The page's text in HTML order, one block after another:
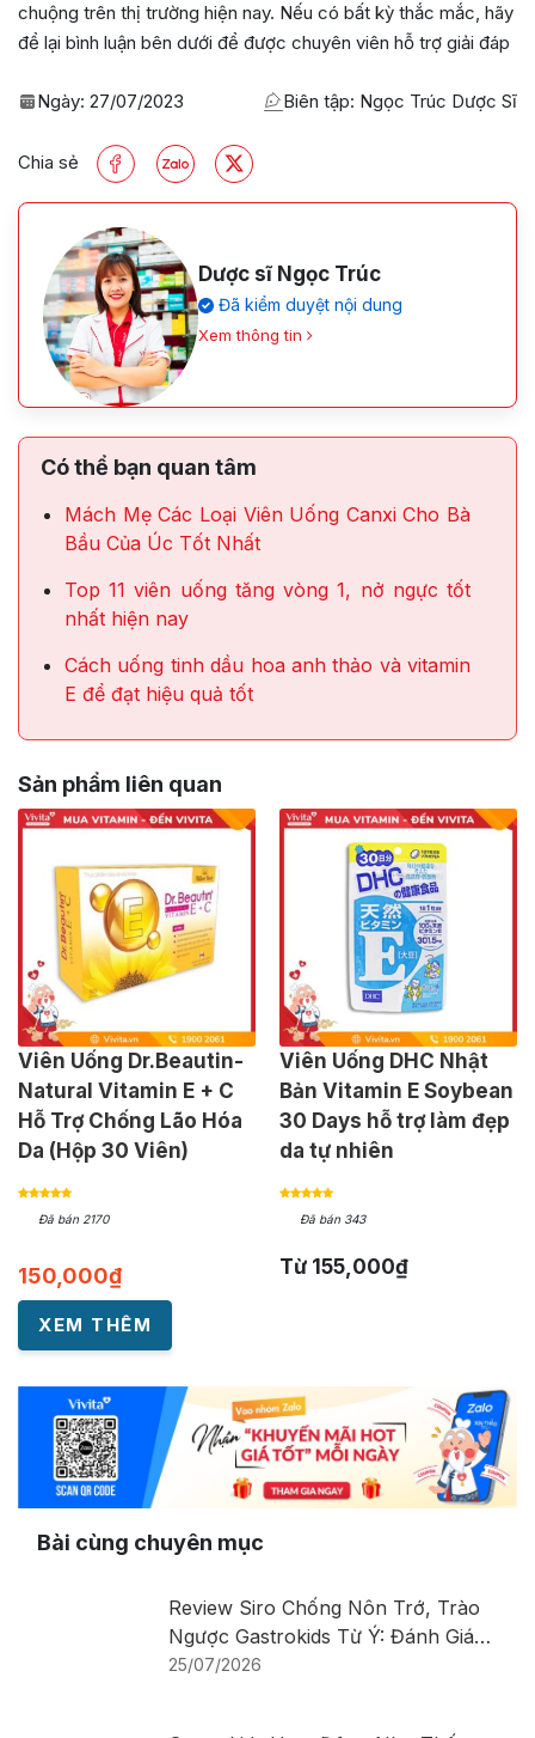
chuộng trên thị trường hiện nay. Nếu có bất kỳ thắc mắc, hãy
để lại bình luận bên dưới để được chuyên viên hỗ trợ giải đáp
Ngày: 27/07/2023 Biên tập: Ngọc Trúc Dược Sĩ
Chia sẻ
Dược sĩ Ngọc Trúc
Đã kiểm duyệt nội dung
Xem thông tin
Có thể bạn quan tâm
Mách Mẹ Các Loại Viên Uống Canxi Cho Bà
Bầu Của Úc Tốt Nhất
Top 11 viên uống tăng vòng 1, nở ngực tốt
nhất hiện nay
Cách uống tinh dầu hoa anh thảo và vitamin
E để đạt hiệu quả tốt
Sản phẩm liên quan
Viên Uống Dr.Beautin-
Natural Vitamin E + C
Hỗ Trợ Chống Lão Hóa
Da (Hộp 30 Viên)
Đã bán 2170
150,000₫
Viên Uống DHC Nhật
Bản Vitamin E Soybean
30 Days hỗ trợ làm đẹp
da tự nhiên
Đã bán 343
Từ 155,000₫
XEM THÊM
Bài cùng chuyên mục
Review Siro Chống Nôn Trớ, Trào
Ngược Gastrokids Từ Ý: Đánh Giá
Chi Tiết Sản Phẩm
25/07/2026